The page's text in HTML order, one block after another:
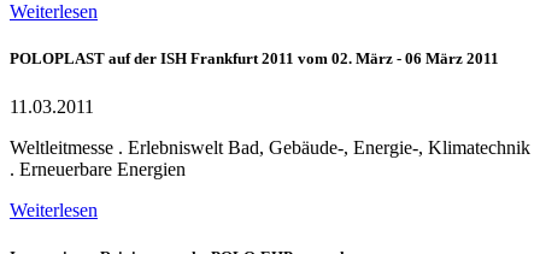
Weiterlesen
POLOPLAST auf der ISH Frankfurt 2011 vom 02. März - 06 März 2011
11.03.2011
Weltleitmesse . Erlebniswelt Bad, Gebäude-, Energie-, Klimatechnik
. Erneuerbare Energien
Weiterlesen